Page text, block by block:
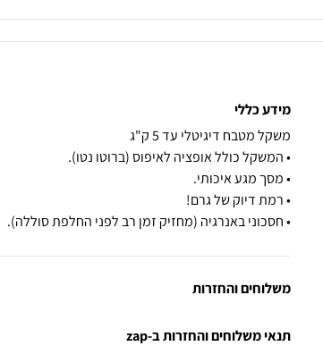
מידע כללי
• חסכוני באנרגיה (מחזיק זמן רב לפני החלפת סוללה).
משלוחים והחזרות
תנאי משלוחים והחזרות ב-zap